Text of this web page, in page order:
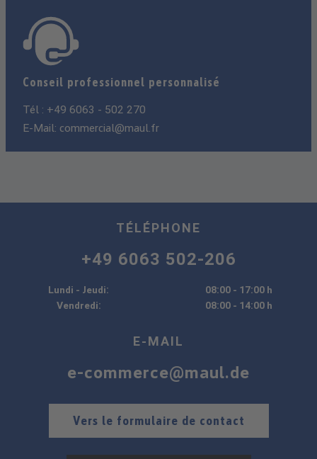
Conseil professionnel personnalisé
Tél : +49 6063 - 502 270
E-Mail: commercial@maul.fr
TÉLÉPHONE
+49 6063 502-206
Lundi - Jeudi:
08:00 - 17:00 h
Vendredi:
08:00 - 14:00 h
E-MAIL
e-commerce@maul.de
Vers le formulaire de contact